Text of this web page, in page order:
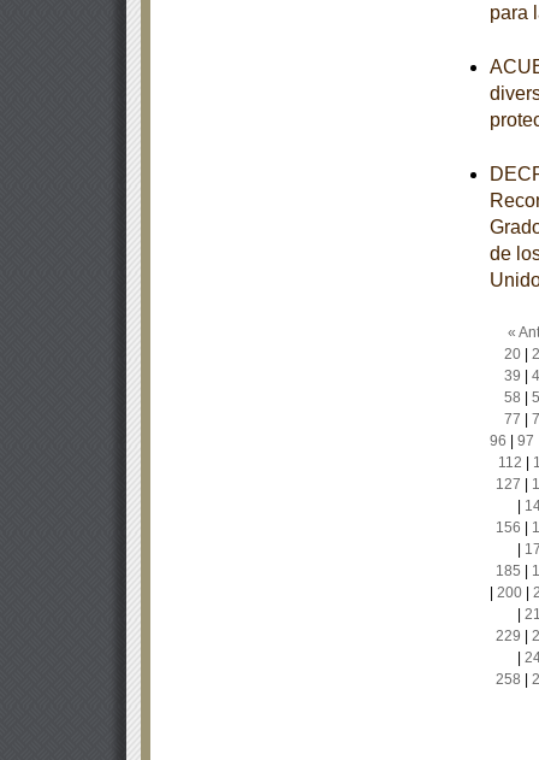
para
de
«
20|
39
58
77
96
97
112
127
156
185
200|
229
258